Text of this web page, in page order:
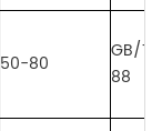
50-80
GB/
88